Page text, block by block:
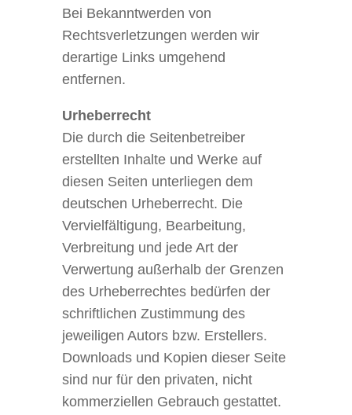
Bei Bekanntwerden von
Rechtsverletzungen werden wir
derartige Links umgehend
entfernen.
Urheberrecht
Die durch die Seitenbetreiber
erstellten Inhalte und Werke auf
diesen Seiten unterliegen dem
deutschen Urheberrecht. Die
Vervielfältigung, Bearbeitung,
Verbreitung und jede Art der
Verwertung außerhalb der Grenzen
des Urheberrechtes bedürfen der
schriftlichen Zustimmung des
jeweiligen Autors bzw. Erstellers.
Downloads und Kopien dieser Seite
sind nur für den privaten, nicht
kommerziellen Gebrauch gestattet.